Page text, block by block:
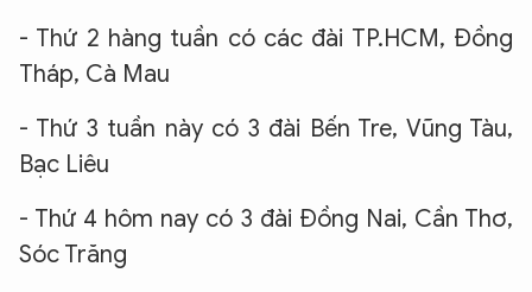
- Thứ 2 hàng tuần có các đài TP.HCM, Đồng
Tháp, Cà Mau
- Thứ 3 tuần này có 3 đài Bến Tre, Vũng Tàu,
Bạc Liêu
- Thứ 4 hôm nay có 3 đài Đồng Nai, Cần Thơ,
Sóc Trăng